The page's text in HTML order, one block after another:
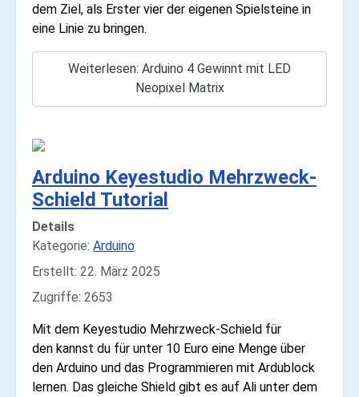
dem Ziel, als Erster vier der eigenen Spielsteine in
eine Linie zu bringen.
Weiterlesen: Arduino 4 Gewinnt mit LED
Neopixel Matrix
Arduino Keyestudio Mehrzweck-
Schield Tutorial
Details
Kategorie: Arduino
Erstellt: 22. März 2025
Zugriffe: 2653
Mit dem Keyestudio Mehrzweck-Schield für
den kannst du für unter 10 Euro eine Menge über
den Arduino und das Programmieren mit Ardublock
lernen. Das gleiche Shield gibt es auf Ali unter dem